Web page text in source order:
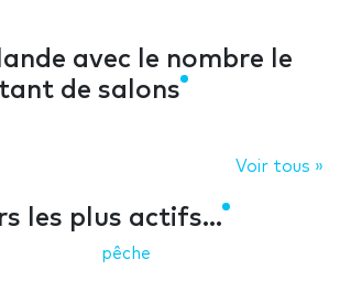
avec le nombre le
de salons
Voir tous »
les plus actifs...
pêche